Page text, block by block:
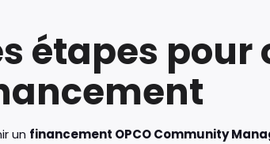
étapes
un financement OPCO Community